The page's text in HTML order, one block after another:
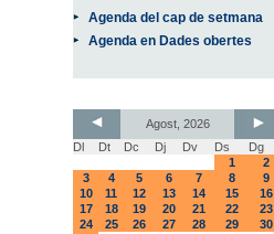
Agenda del cap de setmana
Agenda en Dades obertes
Agost, 2026
Dl
Dt Dc Dj Dv Ds
Dg
1
2
3
4 5 6 7 8
9
10
11 12 13 14 15
16
17
18 19 20 21 22
23
24
25 26 27 28 29
30